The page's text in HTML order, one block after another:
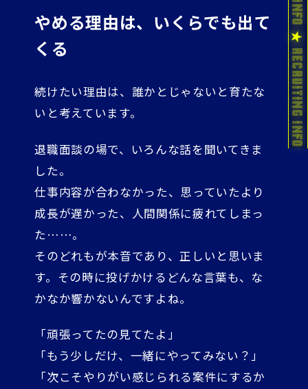
やめる理由は、いくらでも出て
くる
続けたい理由は、誰かとじゃないと育たな
いと考えています。
退職面談の場で、いろんな話を聞いてきま
した。
仕事内容が合わなかった、思っていたより
成長が遅かった、人間関係に疲れてしまっ
た……。
そのどれもが本音であり、正しいと思いま
す。その時に投げかけるどんな言葉も、な
かなか響かないんですよね。
「頑張ってたの見てたよ」
「もう少しだけ、一緒にやってみない？」
「次こそやりがい感じられる案件にするか